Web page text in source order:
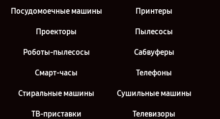
Посудомоечные машины Принтеры
Проекторы Пылесосы
Роботы-пылесосы Сабвуферы
Смарт-часы Телефоны
Стиральные машины Сушильные машины
ТВ-приставки Телевизоры